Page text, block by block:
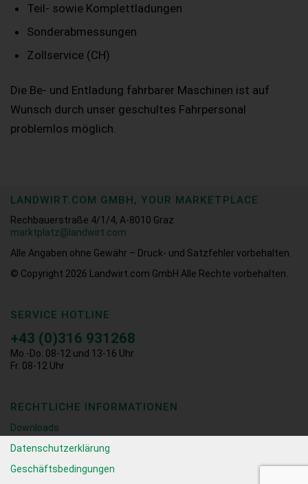
Teil- sowie Komplettladungen
Sonderabmessungen
Zollservice (CH)
Die Be- und Entladung fahrbarer Maschinen ist auf
Wunsch durch unser geschultes Fahrpersonal
problemlos möglich.
LANDWIRT.COM GMBH, YOUR MARKETPLACE
Rechbauerstraße 4/1/4, A-8010 Graz
marktplatz@landwirt.com
Alle Angaben ohne Gewähr – Druck- und Satzfehler vorbehalten.
© Copyright 2026
Landwirt.com GmbH Alle Rechte vorbehalten.
SERVICE HOTLINE
+43 (0)316 931268
Mo.-Do. 08-12 und 13-16 Uhr
Fr. 08-12 Uhr
RECHTLICHE INFORMATIONEN
Downloads
Datenschutzerklärung
Geschäftsbedingungen